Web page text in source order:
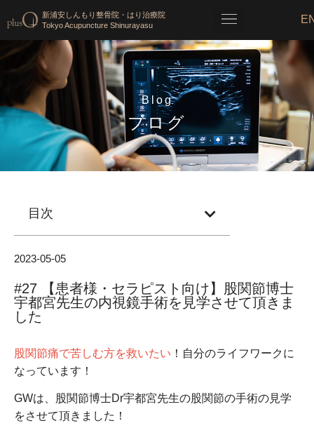
新浦安しんもり整骨院・はり治療院
Tokyo Acupuncture Shinurayasu
Blog
ブログ
目次
2023-05-05
#27 【患者様・セラピスト向け】股関節博士
宇都宮先生の内視鏡手術を見学させて頂きま
した
股関節痛で苦しむ方を救いたい ！自分のライフワークに
なっています！
GWは、股関節博士Dr宇都宮先生の股関節の手術の見学
をさせて頂きました！